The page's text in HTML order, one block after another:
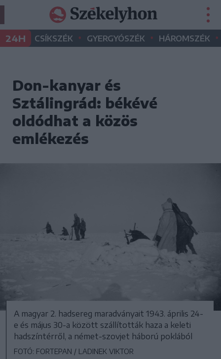
24H CSÍKSZÉK • GYERGYÓSZÉK • HÁROMSZÉK •
Don-kanyar és
Sztálingrád: békévé
oldódhat a közös
emlékezés
A magyar 2. hadsereg maradványait 1943. április 24-
e és május 30-a között szállították haza a keleti
hadszíntérről, a német-szovjet háború poklából
FOTÓ: FORTEPAN / LADINEK VIKTOR